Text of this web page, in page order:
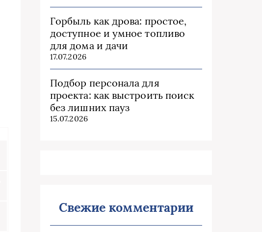
Горбыль как дрова: простое,
доступное и умное топливо
для дома и дачи
17.07.2026
Подбор персонала для
проекта: как выстроить поиск
без лишних пауз
15.07.2026
Свежие комментарии